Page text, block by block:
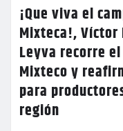
¡Que viva el
Mixteca!, Víctor
Leyva recorre
Mixteco y
para
región